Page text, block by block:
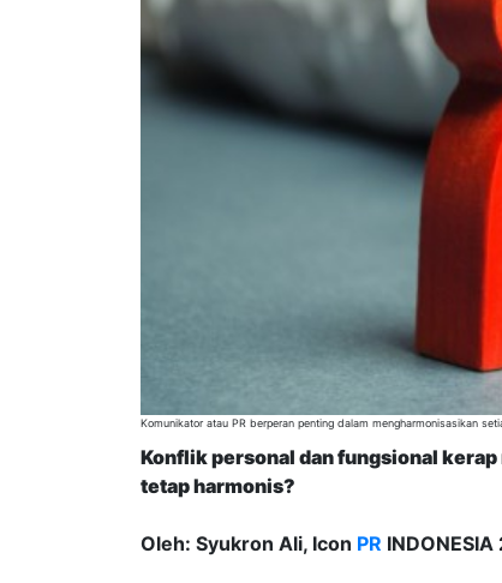
Komunikator atau PR berperan penting dalam mengharmonisasikan
Konflik personal dan fungsional kerap
tetap harmonis?
Oleh: Syukron Ali, Icon PR INDONESIA